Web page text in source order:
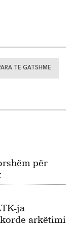
TE GATSHME
për
ja
arkëtimi